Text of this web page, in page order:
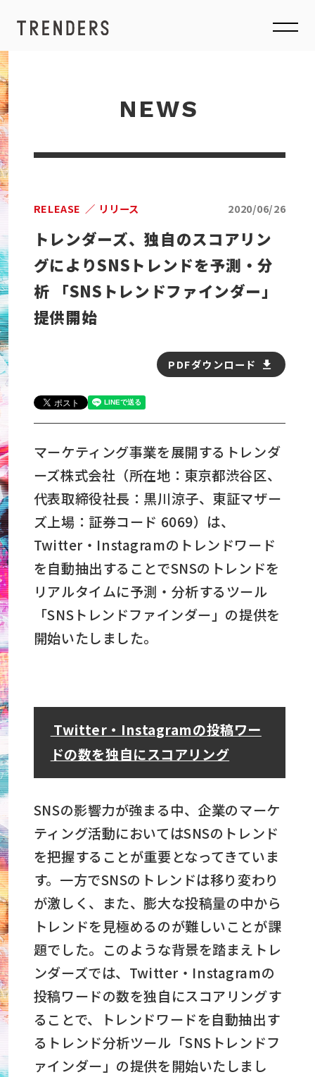
NEWS
RELEASE リリース 2020/06/26
トレンダーズ、独自のスコアリン
グによりSNSトレンドを予測・分
析 「SNSトレンドファインダー」
提供開始
PDFダウンロード
マーケティング事業を展開するトレンダ
ーズ株式会社（所在地：東京都渋谷区、
代表取締役社長：黒川涼子、東証マザー
ズ上場：証券コード 6069）は、
Twitter・Instagramのトレンドワード
を自動抽出することでSNSのトレンドを
リアルタイムに予測・分析するツール
「SNSトレンドファインダー」の提供を
開始いたしました。
Twitter・Instagramの投稿ワー
ドの数を独自にスコアリング
SNSの影響力が強まる中、企業のマーケ
ティング活動においてはSNSのトレンド
を把握することが重要となってきていま
す。一方でSNSのトレンドは移り変わり
が激しく、また、膨大な投稿量の中から
トレンドを見極めるのが難しいことが課
題でした。このような背景を踏まえトレ
ンダーズでは、Twitter・Instagramの
投稿ワードの数を独自にスコアリングす
ることで、トレンドワードを自動抽出す
るトレンド分析ツール「SNSトレンドフ
ァインダー」の提供を開始いたしまし